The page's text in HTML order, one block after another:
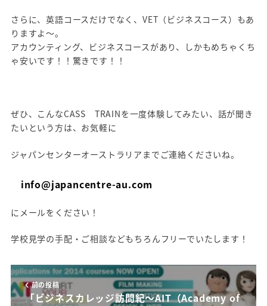
さらに、英語コースだけでなく、VET（ビジネスコース）もあ
りますよ～。
アカウンティング、ビジネスコースがあり、しかもめちゃくち
ゃ安いです！！驚きです！！
ぜひ、こんなCASS TRAINを一度体験してみたい、話が聞き
たいという方は、お気軽に
ジャパンセンターオーストラリアまでご連絡くださいね。
info@japancentre-au.com
にメールをください！
学校見学の手配・ご相談などもちろんフリーでいたします！
前の投稿
「ビジネスカレッジ訪問紀～AIT（Academy of